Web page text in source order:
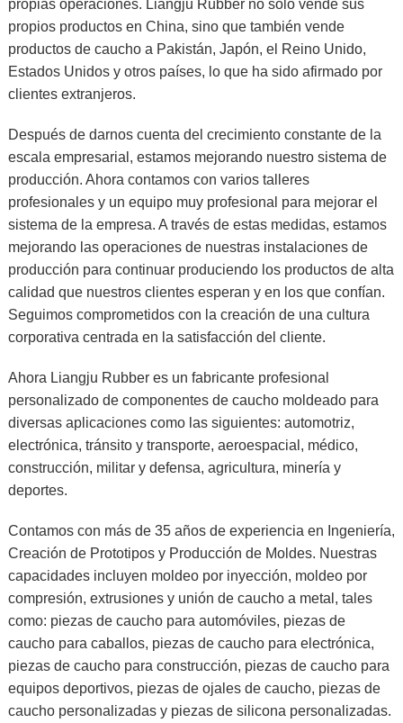
propias operaciones. Liangju Rubber no sólo vende sus
propios productos en China, sino que también vende
productos de caucho a Pakistán, Japón, el Reino Unido,
Estados Unidos y otros países, lo que ha sido afirmado por
clientes extranjeros.
Después de darnos cuenta del crecimiento constante de la
escala empresarial, estamos mejorando nuestro sistema de
producción. Ahora contamos con varios talleres
profesionales y un equipo muy profesional para mejorar el
sistema de la empresa. A través de estas medidas, estamos
mejorando las operaciones de nuestras instalaciones de
producción para continuar produciendo los productos de alta
calidad que nuestros clientes esperan y en los que confían.
Seguimos comprometidos con la creación de una cultura
corporativa centrada en la satisfacción del cliente.
Ahora Liangju Rubber es un fabricante profesional
personalizado de componentes de caucho moldeado para
diversas aplicaciones como las siguientes: automotriz,
electrónica, tránsito y transporte, aeroespacial, médico,
construcción, militar y defensa, agricultura, minería y
deportes.
Contamos con más de 35 años de experiencia en Ingeniería,
Creación de Prototipos y Producción de Moldes. Nuestras
capacidades incluyen moldeo por inyección, moldeo por
compresión, extrusiones y unión de caucho a metal, tales
como: piezas de caucho para automóviles, piezas de
caucho para caballos, piezas de caucho para electrónica,
piezas de caucho para construcción, piezas de caucho para
equipos deportivos, piezas de ojales de caucho, piezas de
caucho personalizadas y piezas de silicona personalizadas.